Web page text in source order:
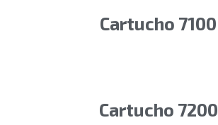
Cartucho 7100
Cartucho 7200